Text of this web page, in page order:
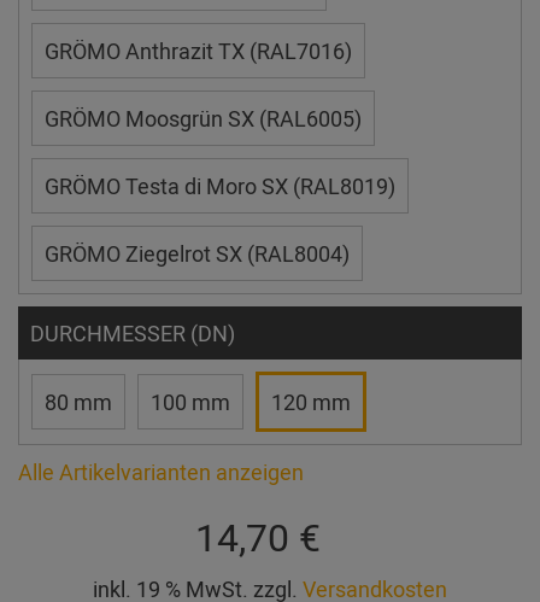
GRÖMO Anthrazit TX (RAL7016)
GRÖMO Moosgrün SX (RAL6005)
GRÖMO Testa di Moro SX (RAL8019)
GRÖMO Ziegelrot SX (RAL8004)
DURCHMESSER (DN)
80 mm 100 mm 120 mm
Alle Artikelvarianten anzeigen
14,70 €
inkl. 19 % MwSt. zzgl. Versandkosten